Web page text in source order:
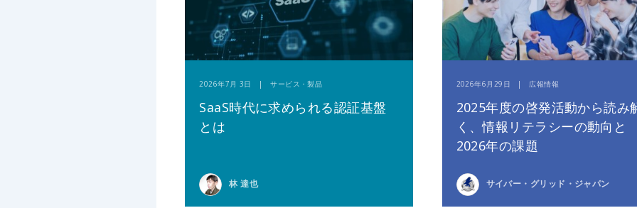
2026年7月 3日 | サービス・製品
SaaS時代に求められる認証基盤
とは
林 達也
2026年6月29日 | 広報情報
2025年度の啓発活動から読み
く、情報リテラシーの動向と
2026年の課題
サイバー・グリッド・ジャパン